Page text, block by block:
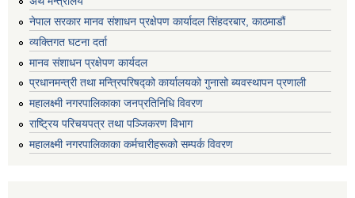
नेपाल सरकार मानव संशाधन प्रक्षेपण कार्यादल सिंहदरबार, काठमाडौं
व्यक्तिगत घटना दर्ता
मानव संशाधन प्रक्षेपण कार्यदल
प्रधानमन्त्री तथा मन्त्रिपरिषद्को कार्यालयको गुनासो ब्यवस्थापन प्रणाली
महालक्ष्मी नगरपालिकाका जनप्रतिनिधि विवरण
राष्ट्रिय परिचयपत्र तथा पञ्जिकरण विभाग
महालक्ष्मी नगरपालिकाका कर्मचारीहरूको सम्पर्क विवरण